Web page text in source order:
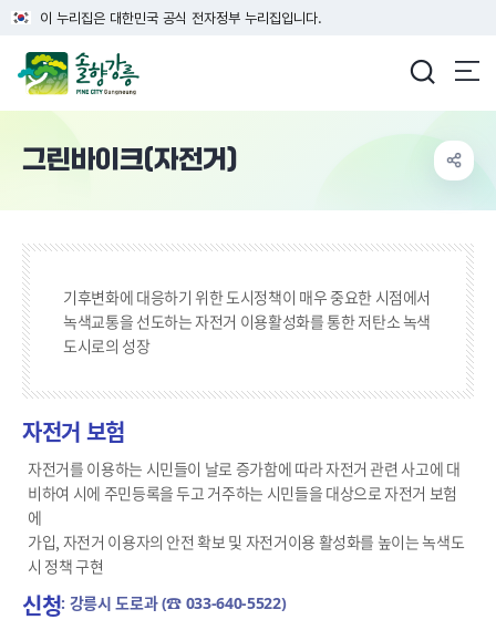
이 누리집은 대한민국 공식 전자정부 누리집입니다.
그린바이크(자전거)
기후변화에 대응하기 위한 도시정책이 매우 중요한 시점에서
녹색교통을 선도하는 자전거 이용활성화를 통한 저탄소 녹색
도시로의 성장
자전거 보험
자전거를 이용하는 시민들이 날로 증가함에 따라 자전거 관련 사고에 대
비하여 시에 주민등록을 두고 거주하는 시민들을 대상으로 자전거 보험
에
가입, 자전거 이용자의 안전 확보 및 자전거이용 활성화를 높이는 녹색도
시 정책 구현
신청: 강릉시 도로과 (☎ 033-640-5522)